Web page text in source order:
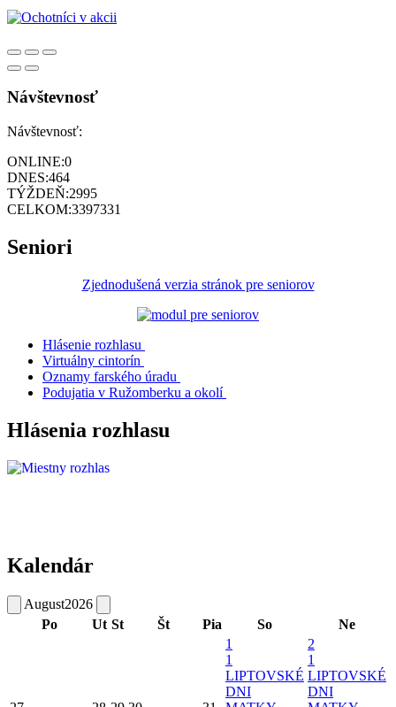
Návštevnosť
Návštevnosť:
ONLINE:0
DNES:464
TÝŽDEŇ:2995
CELKOM:3397331
Seniori
Zjednodušená verzia stránok pre seniorov
Hlásenie rozhlasu
Virtuálny cintorín
Oznamy farského úradu
Podujatia v Ružomberku a okolí
Hlásenia rozhlasu
Kalendár
August2026
Po
Ut St Št Pia So Ne
1
1
LIPTOVSKÉ
DNI
2
1
LIPTOVSKÉ
DNI